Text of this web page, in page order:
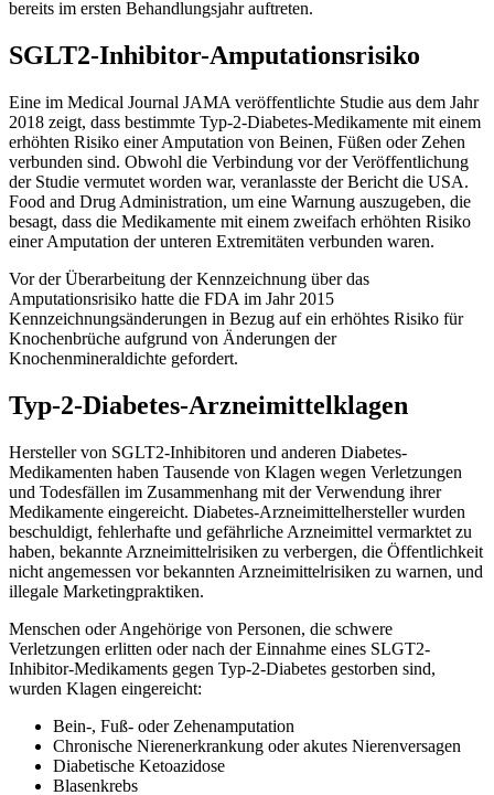
bereits im ersten Behandlungsjahr auftreten.
SGLT2-Inhibitor-Amputationsrisiko
Eine im Medical Journal JAMA veröffentlichte Studie aus dem Jahr
2018 zeigt, dass bestimmte Typ-2-Diabetes-Medikamente mit einem
erhöhten Risiko einer Amputation von Beinen, Füßen oder Zehen
verbunden sind. Obwohl die Verbindung vor der Veröffentlichung
der Studie vermutet worden war, veranlasste der Bericht die USA.
Food and Drug Administration, um eine Warnung auszugeben, die
besagt, dass die Medikamente mit einem zweifach erhöhten Risiko
einer Amputation der unteren Extremitäten verbunden waren.
Vor der Überarbeitung der Kennzeichnung über das
Amputationsrisiko hatte die FDA im Jahr 2015
Kennzeichnungsänderungen in Bezug auf ein erhöhtes Risiko für
Knochenbrüche aufgrund von Änderungen der
Knochenmineraldichte gefordert.
Typ-2-Diabetes-Arzneimittelklagen
Hersteller von SGLT2-Inhibitoren und anderen Diabetes-
Medikamenten haben Tausende von Klagen wegen Verletzungen
und Todesfällen im Zusammenhang mit der Verwendung ihrer
Medikamente eingereicht. Diabetes-Arzneimittelhersteller wurden
beschuldigt, fehlerhafte und gefährliche Arzneimittel vermarktet zu
haben, bekannte Arzneimittelrisiken zu verbergen, die Öffentlichkeit
nicht angemessen vor bekannten Arzneimittelrisiken zu warnen, und
illegale Marketingpraktiken.
Menschen oder Angehörige von Personen, die schwere
Verletzungen erlitten oder nach der Einnahme eines SLGT2-
Inhibitor-Medikaments gegen Typ-2-Diabetes gestorben sind,
wurden Klagen eingereicht:
Bein-, Fuß- oder Zehenamputation
Chronische Nierenerkrankung oder akutes Nierenversagen
Diabetische Ketoazidose
Blasenkrebs